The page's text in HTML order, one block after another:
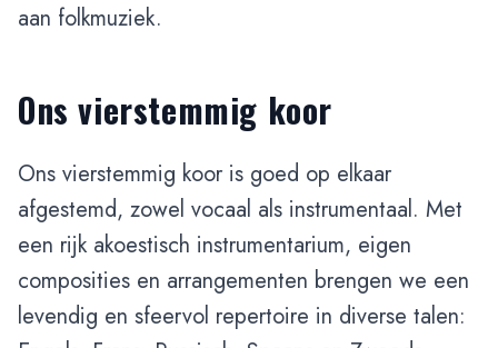
aan folkmuziek.
Ons vierstemmig koor
Ons vierstemmig koor is goed op elkaar
afgestemd, zowel vocaal als instrumentaal. Met
een rijk akoestisch instrumentarium, eigen
composities en arrangementen brengen we een
levendig en sfeervol repertoire in diverse talen: